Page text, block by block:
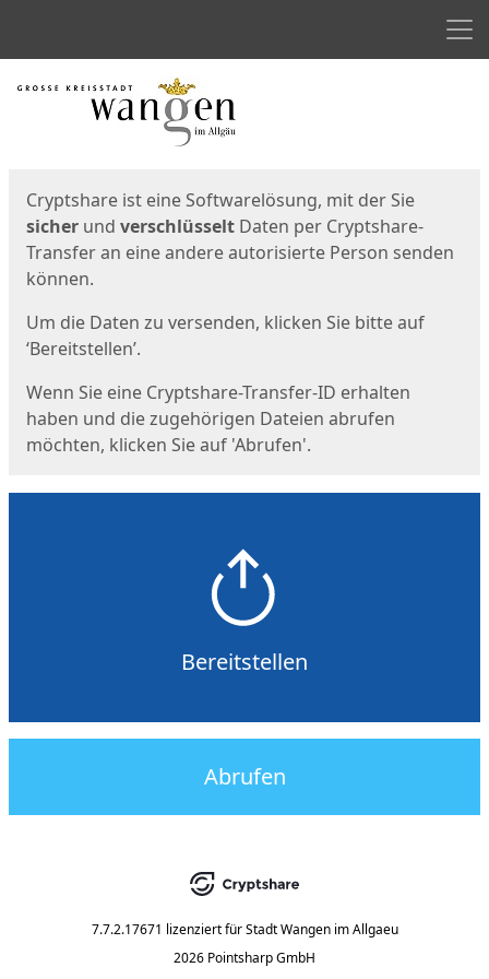
Start
Cryptshare ist eine Softwarelösung, mit der Sie
sicher und verschlüsselt Daten per Cryptshare-
Transfer an eine andere autorisierte Person senden
können.
Um die Daten zu versenden, klicken Sie bitte auf
‘Bereitstellen’.
Wenn Sie eine Cryptshare-Transfer-ID erhalten
haben und die zugehörigen Dateien abrufen
möchten, klicken Sie auf 'Abrufen'.
Bereitstellen
Abrufen
7.7.2.17671 lizenziert für Stadt Wangen im Allgaeu
2026 Pointsharp GmbH